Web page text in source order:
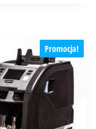
Promocja!